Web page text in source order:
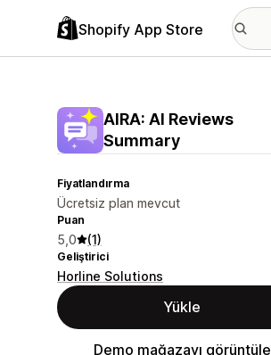
Shopify App Store
AIRA: AI Reviews
Summary
Fiyatlandırma
Ücretsiz plan mevcut
Puan
5,0 (1)
Geliştirici
Horline Solutions
Yükle
Demo mağazayı görüntüle